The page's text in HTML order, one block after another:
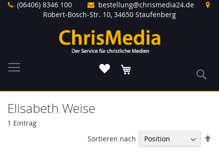
Direkt(06406) 8346 100
bestellung@chrismedia24.de
Robert-Bosch-Str. 10, 34650 Staufenberg
Elisabeth Weise
1 Eintrag
Sortieren nach